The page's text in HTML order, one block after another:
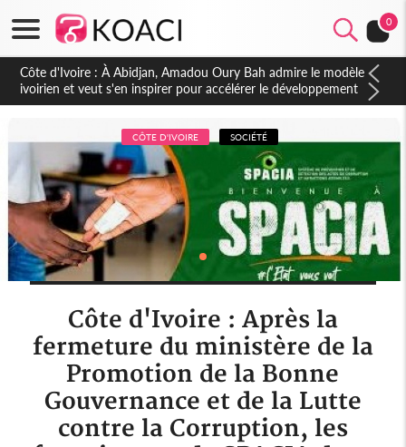
0
Côte d'Ivoire : 23 milliards FCFA de la France pour le métro
d'Abidjan et les Agoras : un nouveau coup d'accélérateur aux
projets structurants
CÔTE D'IVOIRE SOCIÉTÉ
Côte d'Ivoire : Après la
fermeture du ministère de la
Promotion de la Bonne
Gouvernance et de la Lutte
contre la Corruption, les